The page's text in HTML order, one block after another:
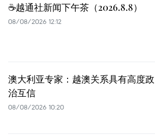
☕️越通社新闻下午茶（2026.8.8）
08/08/2026 12:12
澳大利亚专家：越澳关系具有高度政
治互信
08/08/2026 10:20